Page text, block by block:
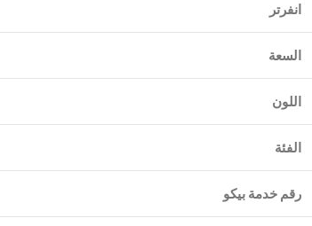
انفرتر
السعة
اللون
الفئة
رقم خدمة بيكو